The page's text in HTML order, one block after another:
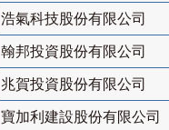
浩氣科技股份有限公司
翰邦投資股份有限公司
兆賀投資股份有限公司
寶加利建設股份有限公司